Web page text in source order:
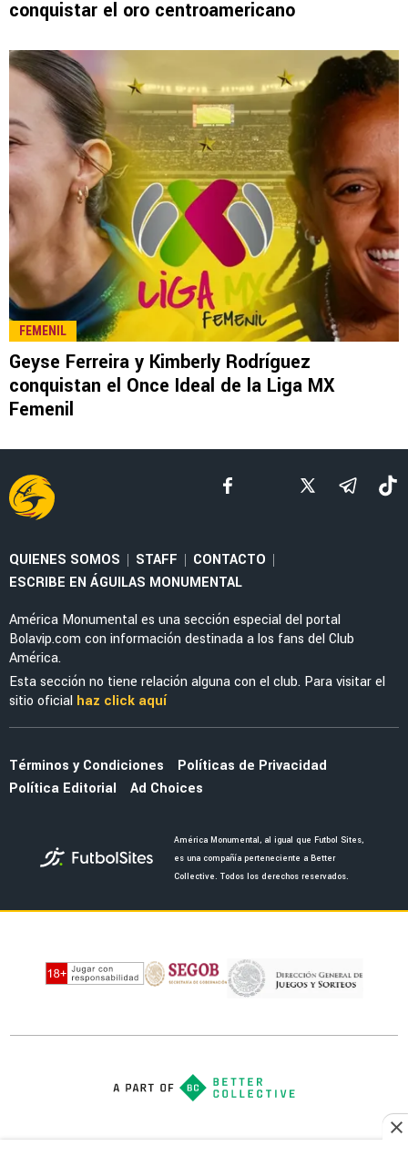
LEE TAMBIÉN
LEAGUES CUP 2026
actuación de Alan Cervantes ante San Diego
FC
MERCADO
con Rosario Central: "Espero que..."